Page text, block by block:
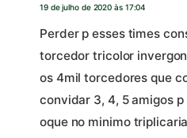
19 de julho de 2020 às 17:04
Perder p esses times
torcedor tricolor
os 4mil torcedores que
convidar 3, 4, 5 amigos
oque no minimo